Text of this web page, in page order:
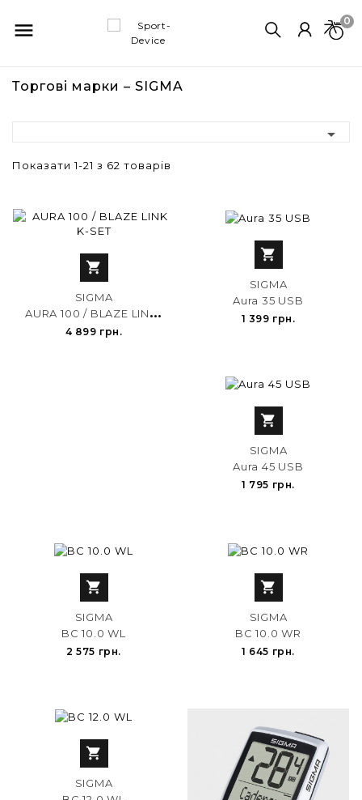
 0
Торгові марки – SIGMA

Показати 1-21 з 62 товарів

SIGMA
A
URA 100 / BLAZE LINK K-SET
4 899 грн.

SIGMA
Aura 35 USB
1 399 грн.

SIGMA
Aura 45 USB
1 795 грн.

SIGMA
BC 10.0 WL
2 575 грн.

SIGMA
BC 10.0 WR
1 645 грн.

SIGMA